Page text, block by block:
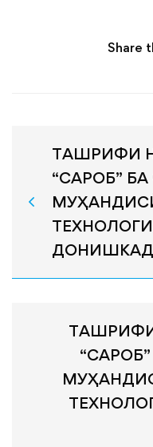
Share
ТАШРИФИ
“САРОБ”